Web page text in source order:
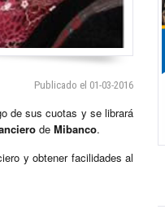
Publicado el 01-03-2016
de sus cuotas y se librará
de Mibanco.
y obtener facilidades al